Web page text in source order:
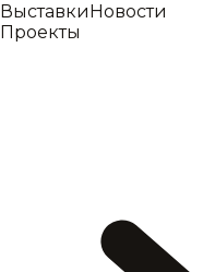
ВыставкиНовости
Проекты